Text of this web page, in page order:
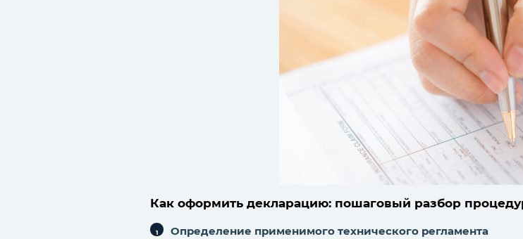
Как оформить декларацию: пошаговый разбор
Определение применимого технического регламента